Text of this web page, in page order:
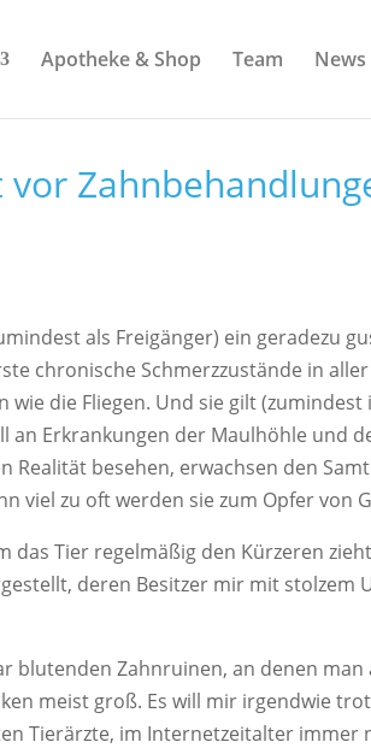
Apotheke & Shop Team News
als Freigänger) ein geradezu
chronische Schmerzzustände in
die Fliegen. Und sie gilt
an Erkrankungen der Maulhöhle und
besehen, erwachsen den
viel zu oft werden sie zum Opfer von
Tier regelmäßig den Kürzeren
deren Besitzer mir mit stolzem
blutenden Zahnruinen, an denen
meist groß. Es will mir irgendwie
Tierärzte, im Internetzeitalter immer